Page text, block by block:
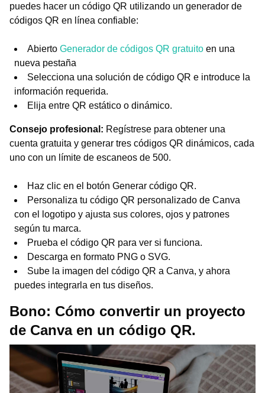
puedes hacer un código QR utilizando un generador de
códigos QR en línea confiable:
Abierto Generador de códigos QR gratuito en una
nueva pestaña
Selecciona una solución de código QR e introduce la
información requerida.
Elija entre QR estático o dinámico.
Consejo profesional: Regístrese para obtener una
cuenta gratuita y generar tres códigos QR dinámicos, cada
uno con un límite de escaneos de 500.
Haz clic en el botón Generar código QR.
Personaliza tu código QR personalizado de Canva
con el logotipo y ajusta sus colores, ojos y patrones
según tu marca.
Prueba el código QR para ver si funciona.
Descarga en formato PNG o SVG.
Sube la imagen del código QR a Canva, y ahora
puedes integrarla en tus diseños.
Bono: Cómo convertir un proyecto
de Canva en un código QR.